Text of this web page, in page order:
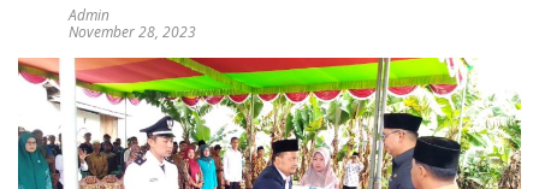
Admin
November 28, 2023